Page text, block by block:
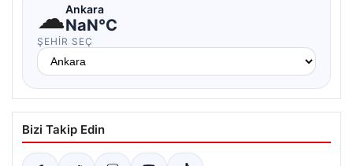
☁Ankara
NaN°C
ŞEHIR SEÇ
Bizi Takip Edin